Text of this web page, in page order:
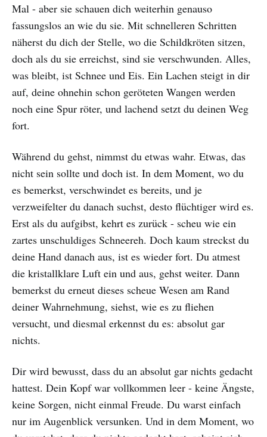
Mal - aber sie schauen dich weiterhin genauso
fassungslos an wie du sie. Mit schnelleren Schritten
näherst du dich der Stelle, wo die Schildkröten sitzen,
doch als du sie erreichst, sind sie verschwunden. Alles,
was bleibt, ist Schnee und Eis. Ein Lachen steigt in dir
auf, deine ohnehin schon geröteten Wangen werden
noch eine Spur röter, und lachend setzt du deinen Weg
fort.
Während du gehst, nimmst du etwas wahr. Etwas, das
nicht sein sollte und doch ist. In dem Moment, wo du
es bemerkst, verschwindet es bereits, und je
verzweifelter du danach suchst, desto flüchtiger wird es.
Erst als du aufgibst, kehrt es zurück - scheu wie ein
zartes unschuldiges Schneereh. Doch kaum streckst du
deine Hand danach aus, ist es wieder fort. Du atmest
die kristallklare Luft ein und aus, gehst weiter. Dann
bemerkst du erneut dieses scheue Wesen am Rand
deiner Wahrnehmung, siehst, wie es zu fliehen
versucht, und diesmal erkennst du es: absolut gar
nichts.
Dir wird bewusst, dass du an absolut gar nichts gedacht
hattest. Dein Kopf war vollkommen leer - keine Ängste,
keine Sorgen, nicht einmal Freude. Du warst einfach
nur im Augenblick versunken. Und in dem Moment, wo